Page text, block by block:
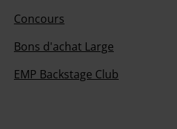
Concours
Bons d'achat Large
EMP Backstage Club